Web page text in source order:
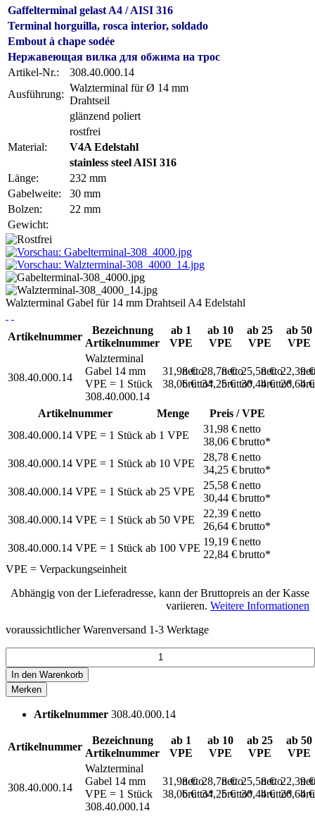
Gaffelterminal gelast A4 / AISI 316
Terminal horguilla, rosca interior, soldado
Embout à chape sodée
Нержавеющая вилка для обжима на трос
Artikel-Nr.:
308.40.000.14
Ausführung:
Walzterminal für Ø 14 mm
Drahtseil
glänzend poliert
rostfrei
Material:
V4A Edelstahl
stainless steel AISI 316
Länge:
232 mm
Gabelweite:
30 mm
Bolzen:
22 mm
Gewicht:
Walzterminal Gabel für 14 mm Drahtseil A4 Edelstahl
Artikelnummer
Bezeichnung
Artikelnummer
ab 1
VPE
ab 10
VPE
ab 25
VPE
ab 50
VPE
308.40.000.14
Walzterminal
Gabel 14 mm
VPE = 1 Stück
308.40.000.14
31,98 €
netto
38,06 €
brutto*
28,78 €
netto
34,25 €brutto*
25,58 €
netto
30,44 €
brutto*
22,39
26,64
Artikelnummer Menge
Preis / VPE
308.40.000.14 VPE = 1 Stück ab 1 VPE
31,98 €netto
38,06 €brutto*
308.40.000.14 VPE = 1 Stück ab 10 VPE
28,78 €netto
34,25 €brutto*
308.40.000.14 VPE = 1 Stück ab 25 VPE
25,58 €netto
30,44 €brutto*
308.40.000.14 VPE = 1 Stück ab 50 VPE
22,39 €netto
26,64 €brutto*
308.40.000.14 VPE = 1 Stück ab 100 VPE
19,19 €netto
22,84 €brutto*
VPE = Verpackungseinheit
Abhängig von der Lieferadresse, kann der Bruttopreis an der Kasse
variieren. Weitere Informationen
voraussichtlicher Warenversand 1-3 Werktage
In den Warenkorb
Merken
Artikelnummer 308.40.000.14
Artikelnummer
Bezeichnung
Artikelnummer
ab 1
VPE
ab 10
VPE
ab 25
VPE
ab 50
VPE
308.40.000.14
Walzterminal
Gabel 14 mm
VPE = 1 Stück
308.40.000.14
31,98 €
netto
38,06 €
brutto*
28,78 €
netto
34,25 €brutto*
25,58 €
netto
30,44 €
brutto*
22,39
26,64